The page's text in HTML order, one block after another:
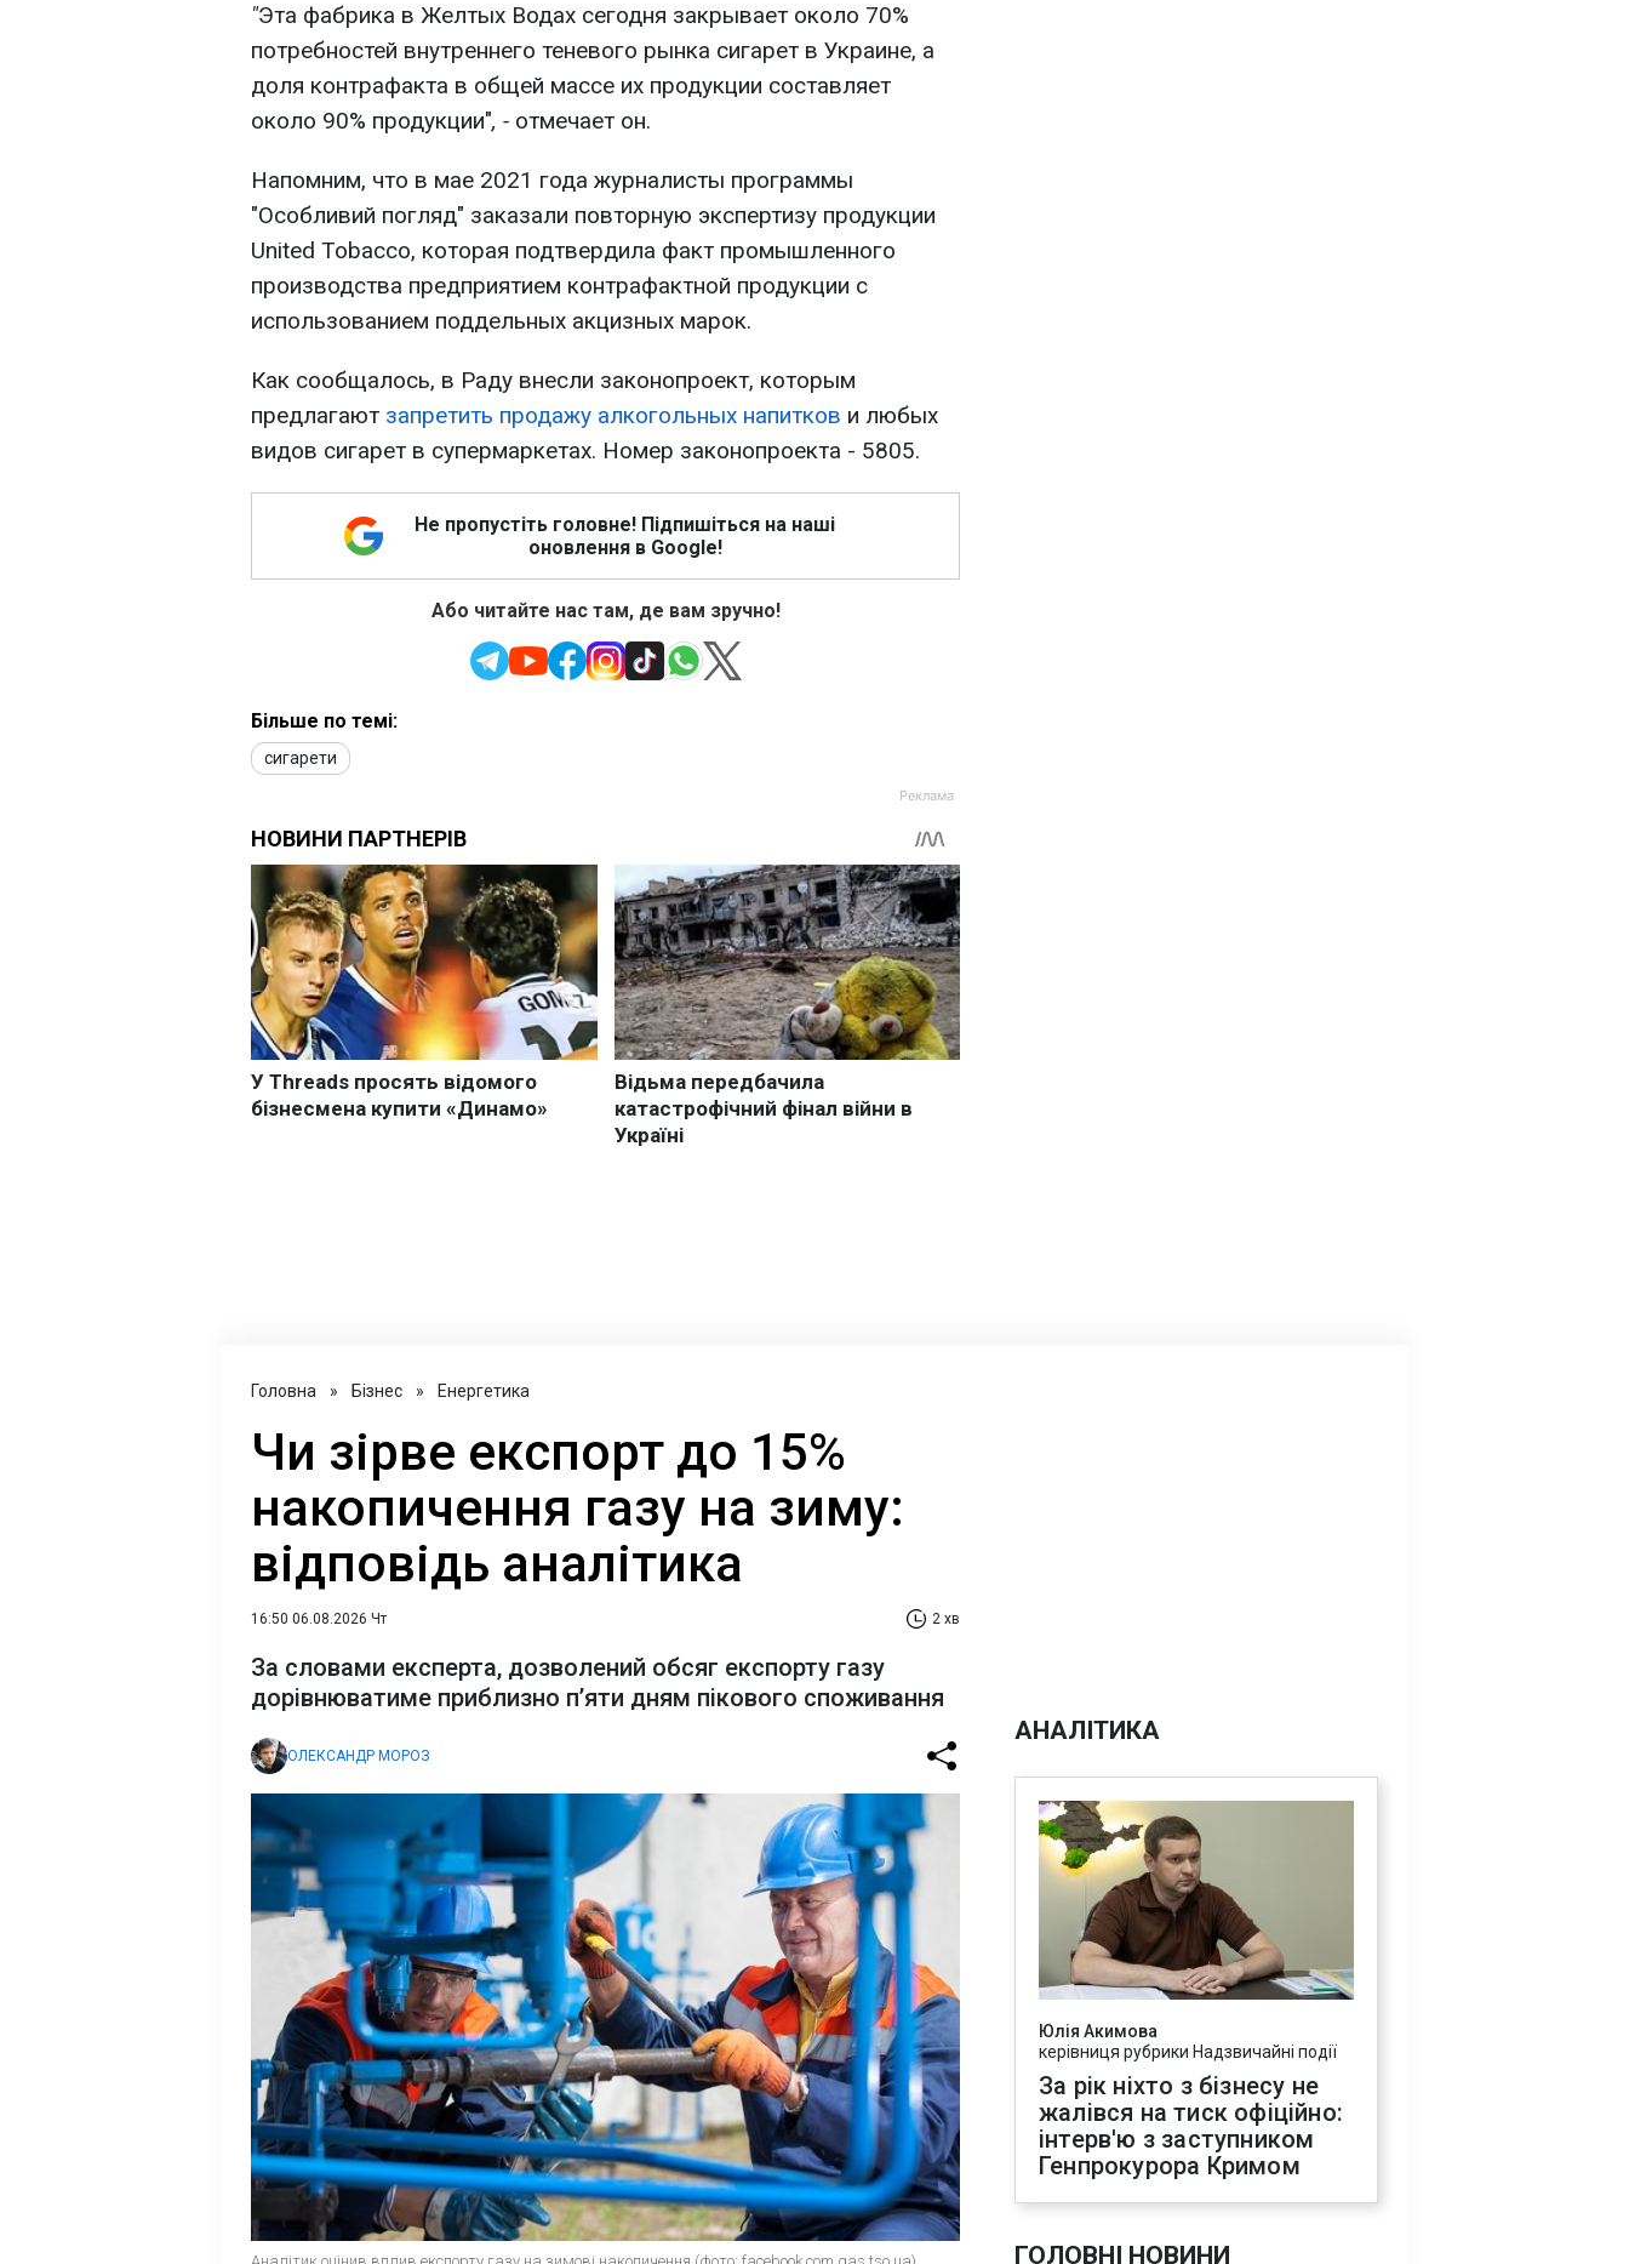
"Эта фабрика в Желтых Водах сегодня закрывает около 70%
потребностей внутреннего теневого рынка сигарет в Украине, а
доля контрафакта в общей массе их продукции составляет
около 90% продукции", - отмечает он.
Напомним, что в мае 2021 года журналисты программы
"Особливий погляд" заказали повторную экспертизу продукции
United Tobacco, которая подтвердила факт промышленного
производства предприятием контрафактной продукции с
использованием поддельных акцизных марок.
Как сообщалось, в Раду внесли законопроект, которым
предлагают запретить продажу алкогольных напитков и любых
видов сигарет в супермаркетах. Номер законопроекта - 5805.
Не пропустіть головне! Підпишіться на наші
оновлення в Google!
Або читайте нас там, де вам зручно!
Більше по темі:
сигарети
Головна » Бізнес » Енергетика
Чи зірве експорт до 15%
накопичення газу на зиму:
відповідь аналітика
16:50 06.08.2026 Чт 2 хв
За словами експерта, дозволений обсяг експорту газу
дорівнюватиме приблизно п’яти дням пікового споживання
ОЛЕКСАНДР МОРОЗ
АНАЛІТИКА
Юлія Акимова
керівниця рубрики Надзвичайні події
За рік ніхто з бізнесу не
жалівся на тиск офіційно:
інтерв'ю з заступником
Генпрокурора Кримом
ГОЛОВНІ НОВИНИ